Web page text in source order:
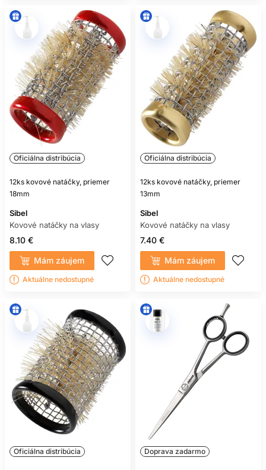
Oficiálna distribúcia
12ks kovové natáčky, priemer
18mm
Sibel
Kovové natáčky na vlasy
8.10 €
Mám záujem
Aktuálne nedostupné
Oficiálna distribúcia
12ks kovové natáčky, priemer
13mm
Sibel
Kovové natáčky na vlasy
7.40 €
Mám záujem
Aktuálne nedostupné
Oficiálna distribúcia Doprava zadarmo